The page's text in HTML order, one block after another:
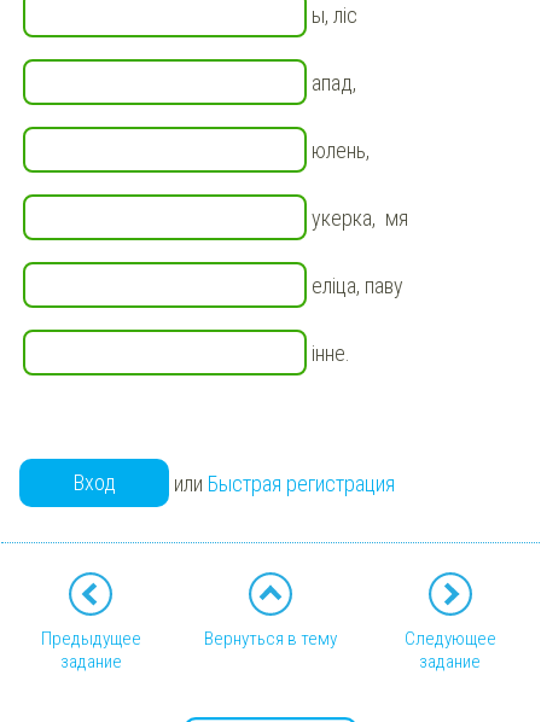
ы, ліс
апад,
юлень,
укерка, мя
еліца, паву
інне.
Вход или Быстрая регистрация
Предыдущее
задание
Вернуться в тему
Следующее
задание